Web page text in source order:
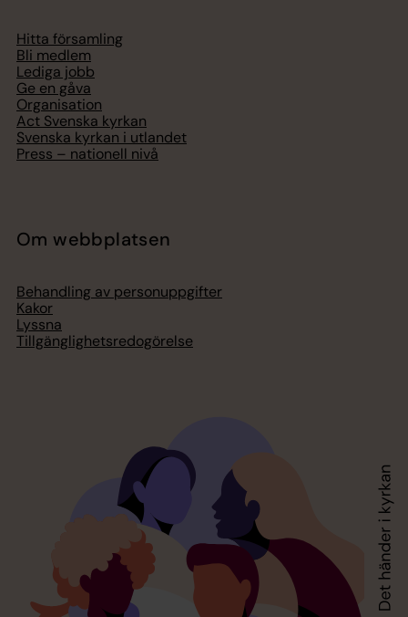
Hitta församling
Bli medlem
Lediga jobb
Ge en gåva
Organisation
Act Svenska kyrkan
Svenska kyrkan i utlandet
Press – nationell nivå
Om webbplatsen
Behandling av personuppgifter
Kakor
Lyssna
Tillgänglighetsredogörelse